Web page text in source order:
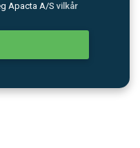
Apacta A/Svilkår